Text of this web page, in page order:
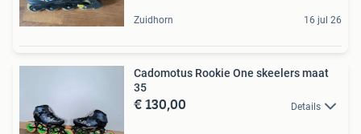
Zuidhorn 16 jul 26
Cadomotus Rookie One skeelers maat
35
€ 130,00 Details